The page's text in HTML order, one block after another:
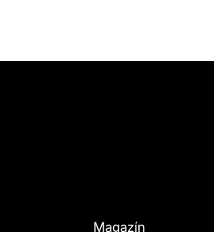
Magazín